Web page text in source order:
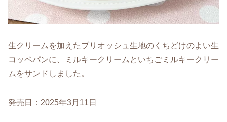
生クリームを加えたブリオッシュ生地のくちどけのよい生
コッペパンに、ミルキークリームといちごミルキークリー
ムをサンドしました。
発売日：2025年3月11日